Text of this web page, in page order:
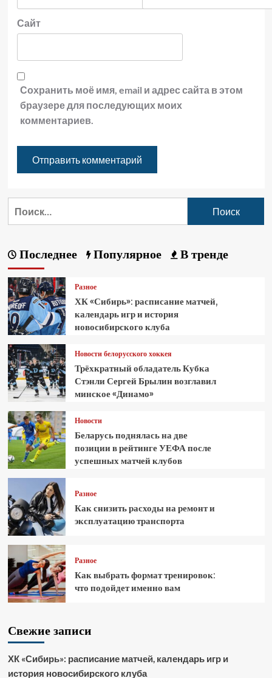
Сайт
Сохранить моё имя, email и адрес сайта в этом
браузере для последующих моих
комментариев.
Последнее Популярное В тренде
Разное
ХК «Сибирь»: расписание матчей,
календарь игр и история
новосибирского клуба
Новости белорусского хоккея
Трёхкратный обладатель Кубка
Стэнли Сергей Брылин возглавил
минское «Динамо»
Новости
Беларусь поднялась на две
позиции в рейтинге УЕФА после
успешных матчей клубов
Разное
Как снизить расходы на ремонт и
эксплуатацию транспорта
Разное
Как выбрать формат тренировок:
что подойдет именно вам
Свежие записи
ХК «Сибирь»: расписание матчей, календарь игр и
история новосибирского клуба